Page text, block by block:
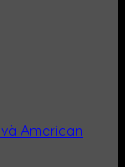
American